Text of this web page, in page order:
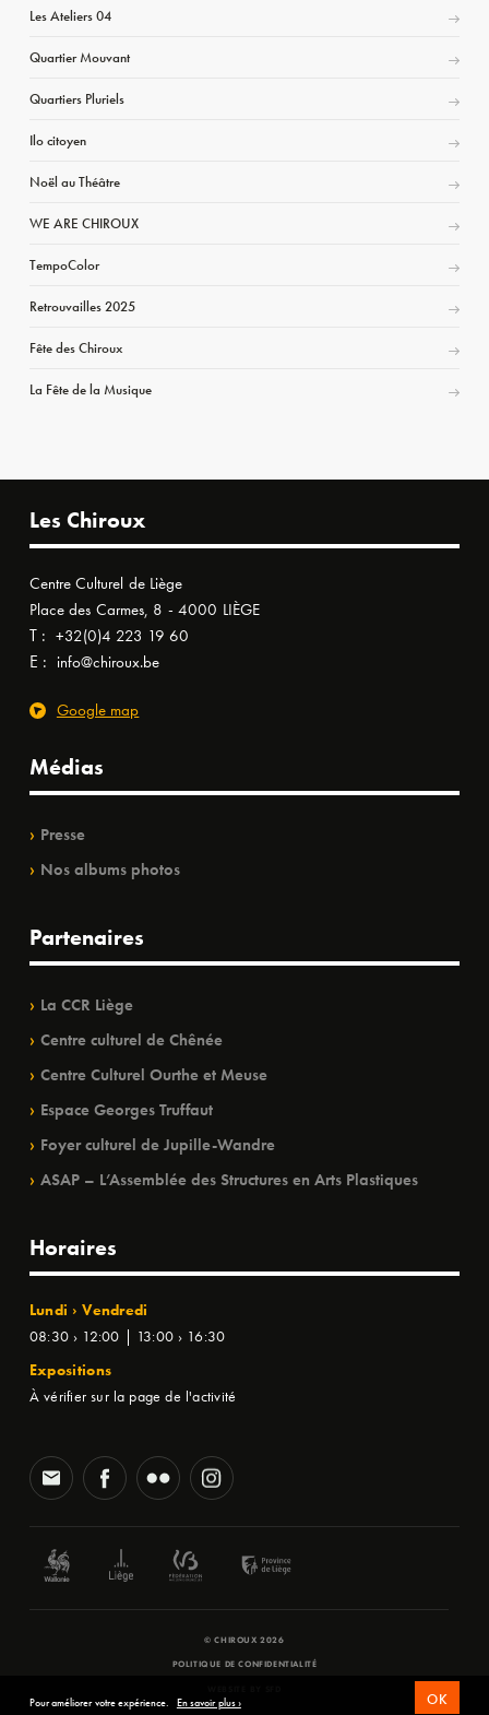
Les Ateliers 04
Quartier Mouvant
Quartiers Pluriels
Ilo citoyen
Noël au Théâtre
WE ARE CHIROUX
TempoColor
Retrouvailles 2025
Fête des Chiroux
La Fête de la Musique
Les Chiroux
Centre Culturel de Liège
Place des Carmes, 8 - 4000 LIÈGE
T : +32(0)4 223 19 60
E : info@chiroux.be
Google map
Médias
Presse
Nos albums photos
Partenaires
La CCR Liège
Centre culturel de Chênée
Centre Culturel Ourthe et Meuse
Espace Georges Truffaut
Foyer culturel de Jupille-Wandre
ASAP – L’Assemblée des Structures en Arts Plastiques
Horaires
Lundi › Vendredi
08:30 › 12:00 | 13:00 › 16:30
Expositions
À vérifier sur la page de l'activité
© CHIROUX 2026
POLITIQUE DE CONFIDENTIALITÉ
Pour améliorer votre expérience. En savoir plus › OK